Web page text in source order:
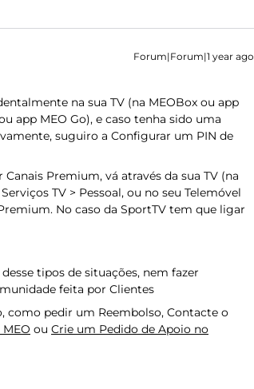
Forum|Forum|1 year ago
na sua TV (na MEOBox ou app
app MEO Go), e caso tenha sido uma
suguiro a Configurar um PIN de
Premium, vá através da sua TV (na
TV > Pessoal, ou no seu Telemóvel
No caso da SportTV tem que ligar
tipos de situações, nem fazer
feita por Clientes
como pedir um Reembolso, Contacte o
ou Crie um Pedido de Apoio no